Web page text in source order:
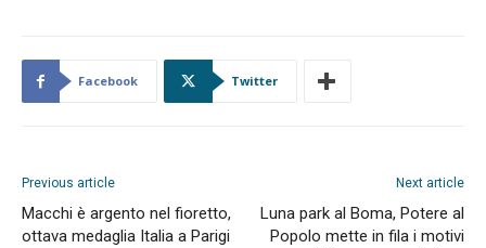
Facebook Twitter
Previous article
Macchi è argento nel fioretto,
ottava medaglia Italia a Parigi
Next article
Luna park al Boma, Potere al
Popolo mette in fila i motivi